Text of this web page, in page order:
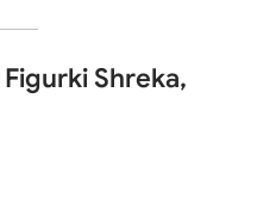
Shreka,